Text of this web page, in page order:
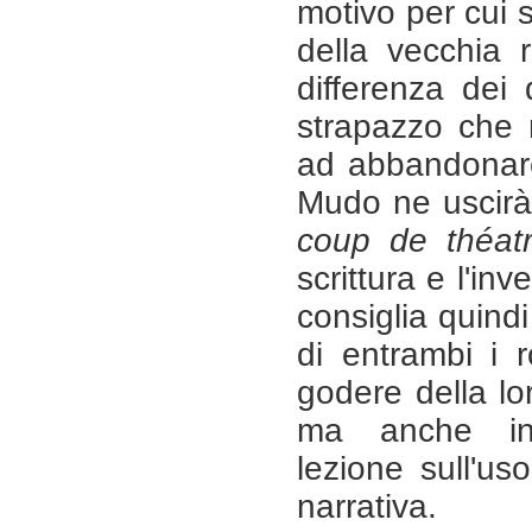
motivo per cui
della vecchia
differenza dei
strapazzo che
ad
Mudo ne
coup de
scrittura e
consiglia
di entrambi i
godere della
ma anche
lezione
narrativa.